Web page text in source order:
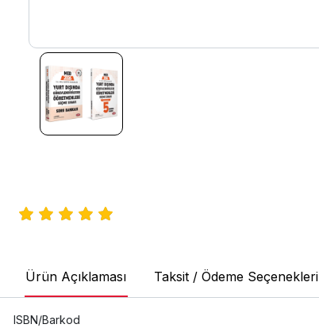
Ürün Açıklaması Taksit / Ödeme Seçenekleri
ISBN/Barkod